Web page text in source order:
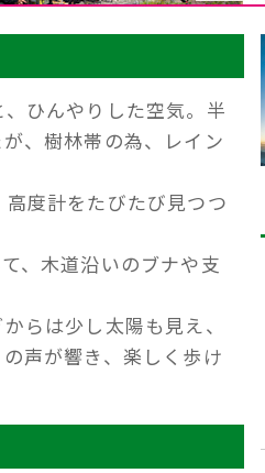
ひんやりした空気。半
、樹林帯の為、レイン
度計をたびたび見つつ
、木道沿いのブナや支
らは少し太陽も見え、
声が響き、楽しく歩け